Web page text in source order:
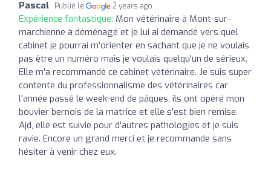
Pascal Publié le 2 years ago
Expérience fantastique: Mon vétérinaire à Mont-sur-
marchienne à déménagé et je lui ai demandé vers quel
cabinet je pourrai m'orienter en sachant que je ne voulais
pas être un numéro mais je voulais quelqu'un de sérieux.
Elle m'a recommandé ce cabinet vétérinaire. Je suis super
contente du professionnalisme des vétérinaires car
l'année passé le week-end de pâques, ils ont opéré mon
bouvier bernois de la matrice et elle s'est bien remise.
Ajd, elle est suivie pour d'autres pathologies et je suis
ravie. Encore un grand merci et je recommande sans
hésiter à venir chez eux.